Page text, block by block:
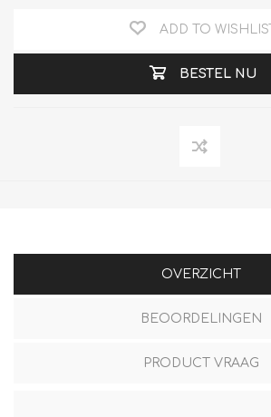
ADD TO WISHLIST
BESTEL NU
OVERZICHT
BEOORDELINGEN
PRODUCT VRAAG